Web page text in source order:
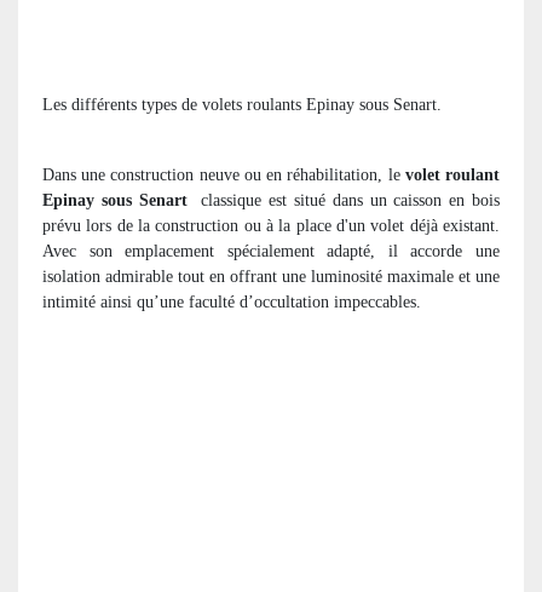
Les différents types de volets roulants Epinay sous Senart.
Dans une construction neuve ou en réhabilitation, le volet roulant
Epinay sous Senart
classique est situé dans un caisson en bois
prévu lors de la construction ou à la place d'un volet déjà existant.
Avec son emplacement spécialement adapté, il accorde une
isolation admirable tout en offrant une luminosité maximale et une
intimité ainsi qu’une faculté d’occultation impeccables.